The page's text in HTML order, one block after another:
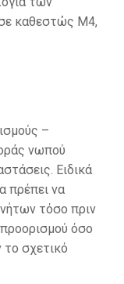
καθεστώς Μ4,
–
νωπού
Ειδικά
πρέπει να
τόσο πριν
όσο
σχετικό